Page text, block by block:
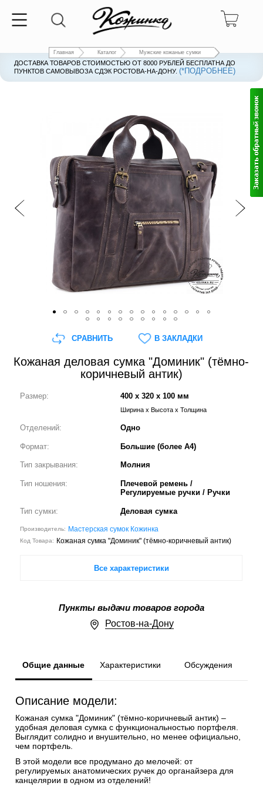
Главная Каталог Мужские кожаные сумки
ДОСТАВКА ТОВАРОВ СТОИМОСТЬЮ ОТ 8000 РУБЛЕЙ БЕСПЛАТНА ДО
ПУНКТОВ САМОВЫВОЗА СДЭК РОСТОВА-НА-ДОНУ.(*ПОДРОБНЕЕ)
Кожаная деловая сумка "Доминик" (тёмно-
коричневый антик)
Размер: 400 x 320 x 100 мм
Ширина x Высота x Толщина
Отделений: Одно
Формат: Большие (более А4)
Тип закрывания: Молния
Тип ношения:
Плечевой ремень /
Регулируемые ручки / Ручки
Тип сумки: Деловая сумка
Производитель: Мастерская сумок Кожинка
Код Товара: Кожаная сумка "Доминик" (тёмно-коричневый антик)
Все характеристики
Пункты выдачи товаров города
Ростов-на-Дону
СРАВНИТЬ В ЗАКЛАДКИ
Общие данные Характеристики Обсуждения
Описание модели:
Кожаная сумка "Доминик" (тёмно-коричневый антик) –
удобная деловая сумка с функциональностью портфеля.
Выглядит солидно и внушительно, но менее официально,
чем портфель.
В этой модели все продумано до мелочей: от
регулируемых анатомических ручек до органайзера для
канцелярии в одном из отделений!